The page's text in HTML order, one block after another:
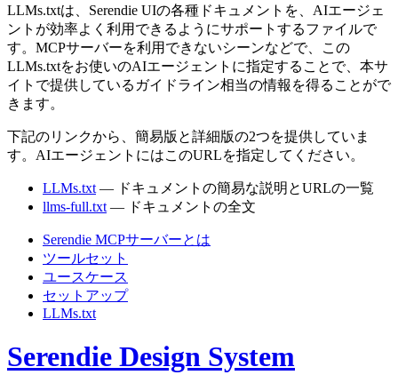
LLMs.txtは、Serendie UIの各種ドキュメントを、AIエージェ
ントが効率よく利用できるようにサポートするファイルで
す。MCPサーバーを利用できないシーンなどで、この
LLMs.txtをお使いのAIエージェントに指定することで、本サ
イトで提供しているガイドライン相当の情報を得ることがで
きます。
下記のリンクから、簡易版と詳細版の2つを提供していま
す。AIエージェントにはこのURLを指定してください。
LLMs.txt — ドキュメントの簡易な説明とURLの一覧
llms-full.txt — ドキュメントの全文
Serendie MCPサーバーとは
ツールセット
ユースケース
セットアップ
LLMs.txt
Serendie Design System